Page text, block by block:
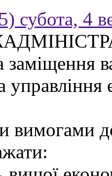
субота, 4
заміщення
вимогами